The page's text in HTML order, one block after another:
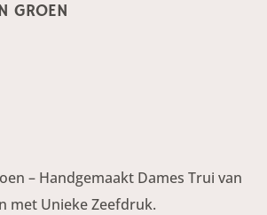
GROEN
– Handgemaakt Dames Trui van
met Unieke Zeefdruk.